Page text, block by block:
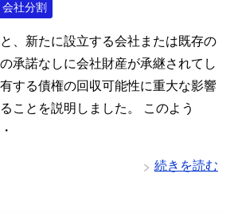
会社分割
、新たに設立する会社または既存の
承諾なしに会社財産が承継されてし
する債権の回収可能性に重大な影響
ことを説明しました。 このよう
続きを読む